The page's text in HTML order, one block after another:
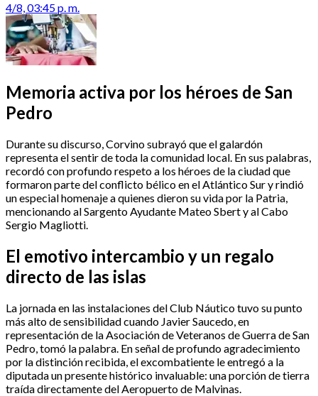
4/8, 03:45 p. m.
Memoria activa por los héroes de San
Pedro
Durante su discurso, Corvino subrayó que el galardón
representa el sentir de toda la comunidad local. En sus palabras,
recordó con profundo respeto a los héroes de la ciudad que
formaron parte del conflicto bélico en el Atlántico Sur y rindió
un especial homenaje a quienes dieron su vida por la Patria,
mencionando al Sargento Ayudante Mateo Sbert y al Cabo
Sergio Magliotti.
El emotivo intercambio y un regalo
directo de las islas
La jornada en las instalaciones del Club Náutico tuvo su punto
más alto de sensibilidad cuando Javier Saucedo, en
representación de la Asociación de Veteranos de Guerra de San
Pedro, tomó la palabra. En señal de profundo agradecimiento
por la distinción recibida, el excombatiente le entregó a la
diputada un presente histórico invaluable: una porción de tierra
traída directamente del Aeropuerto de Malvinas.